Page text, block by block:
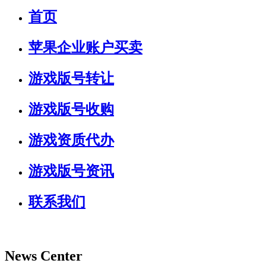
首页
苹果企业账户买卖
游戏版号转让
游戏版号收购
游戏资质代办
游戏版号资讯
联系我们
News Center